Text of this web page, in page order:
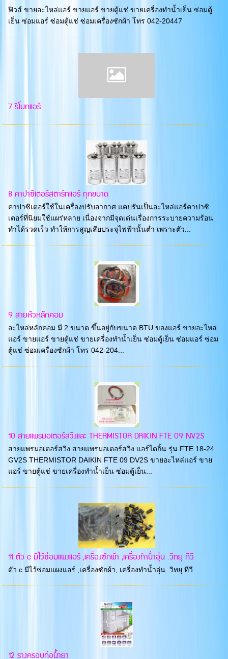
ฟิวส์ ขายอะไหล่แอร์ ขายแอร์ ขายตู้แช่ ขายเครื่องทำน้ำเย็น ซ่อมตู้
เย็น ซ่อมแอร์ ซ่อมตู้แช่ ซ่อมเครื่องซักผ้า โทร 042-20447
7 รีโมทแอร์
8 คาปาซิเตอร์สตาร์ทแอร์ ทุกขนาด
คาปาซิเตอร์ใช้ในเครื่องปรับอากาศ แคปรันเป็นอะไหล่แอร์คาปาซิ
เตอร์ที่นิยมใช้แผร่หลาย เนื่องจากมีจุดเด่นเรื่องการระบายความร้อน
ทำได้รวดเร็ว ทำให้การสูญเสียประจุไฟฟ้านั้นต่ำ เพราะตัว...
9 สายหัวหลักคอม
อะไหล่หลักคอม มี 2 ขนาด ขึ้นอยู่กับขนาด BTU ของแอร์ ขายอะไหล่
แอร์ ขายแอร์ ขายตู้แช่ ขายเครื่องทำน้ำเย็น ซ่อมตู้เย็น ซ่อมแอร์ ซ่อม
ตู้แช่ ซ่อมเครื่องซักผ้า โทร 042-204...
10 สายแพรมอเตอร์สวิงและ THERMISTOR DAIKIN FTE 09 NV2S
สายแพรมอเตอร์สวิง สายแพรมอเตอร์สวิง แอร์ไดกิ้น รุ่น FTE 18-24
GV2S THERMISTOR DAIKIN FTE 09 DV2S ขายอะไหล่แอร์ ขาย
แอร์ ขายตู้แช่ ขายเครื่องทำน้ำเย็น ซ่อมตู้เย็น...
11 ตัว c มีไว้ซ่อมแผงแอร์ ,เครื่องซักผ้า ,เครื่องทำน้ำอุ่น .วิทยุ ทีวี
ตัว c มีไว้ซ่อมแผงแอร์ ,เครื่องซักผ้า, เครื่องทำน้ำอุ่น .วิทยุ ทีวี
12 รางครอบท่อน้ำยา